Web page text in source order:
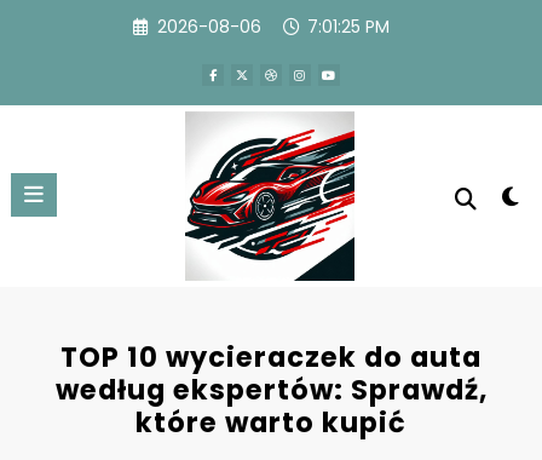
2026-08-06 7:01:26 PM
TOP 10 wycieraczek do auta
według ekspertów: Sprawdź,
które warto kupić